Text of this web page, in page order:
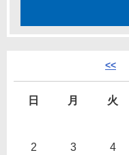
<<
日 月 火
2 3 4